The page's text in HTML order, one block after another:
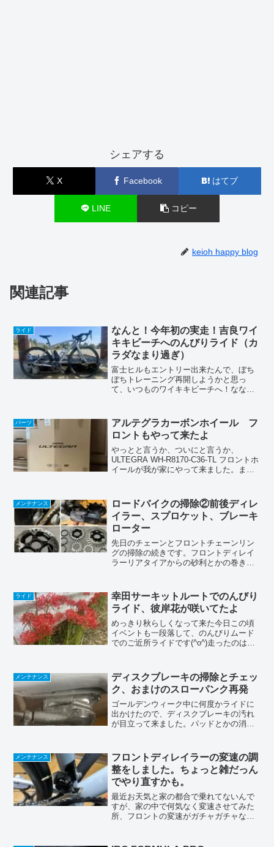
シェアする
X Facebook はてブ
LINE コピー
keioh happy blog
関連記事
ライド
なんと！今年初の実走！吉良ワイ
キキビーチへのんびりライド（カ
ラダなまり過ぎ）
富士ヒルもエントリー出来たんで、ぼち
ぼちトレーニング再開しようかと思っ
て、いつものワイキキビーチへ！なな
台もほぼ乗ってない２０２６年、けっこ
うヤバく無い(´･Д･)...
パーツ
アルテグラカーボンホイール フ
ロントもやって来たよ
やっとと言うか、ついにと言うか、
ULTEGRA WH-R8170-C36-TL フロントホ
イールが我が家にやって来ました。まだ
で、そのまま入ってました。扁平したス
ポーク...
メンテナンス
ロードバイクの掃除②前後ディレ
イラー、スプロケット、ブレーキ
ローター
先日のチェーンとフロントチェーンリン
グの掃除の続きです。フロントディレイ
ラーリアタイアからの砂利とかの巻き上
す。ウルトラフォーミングクリーナーと
パーツクリーナーで汚れを...
ライド
幸田サーキットルートでのんびり
ライド、彼岸花が咲いてたよ
めっきり秋らしくなって来た今日この頃
イベントも一段落して、のんびりムード
でのご近所ライドです(^o^)走ったのはこ
咲いてたんでパシャっとのんびりライド
なんで、...
メンテナンス
ディスクブレーキの掃除とチェッ
ク、おまけのスローパンク再発
ゴールデンウィーク中に何度かライドに
出かけたので、ディスクブレーキの汚れ
が目立って来ました。パッドとかの消耗
ロント側が結構汚れてます。パッドを外
して掃除します。台所洗剤...
メンテナンス
フロントディレイラーの変速の調
整をしました。ちょっと雑だっん
でやり直すかも。
最近お天気と家の都合で乗れてないんで
すが、家の中で何気なく変速させてみた
所、フロントの変速がガチャガチャなる